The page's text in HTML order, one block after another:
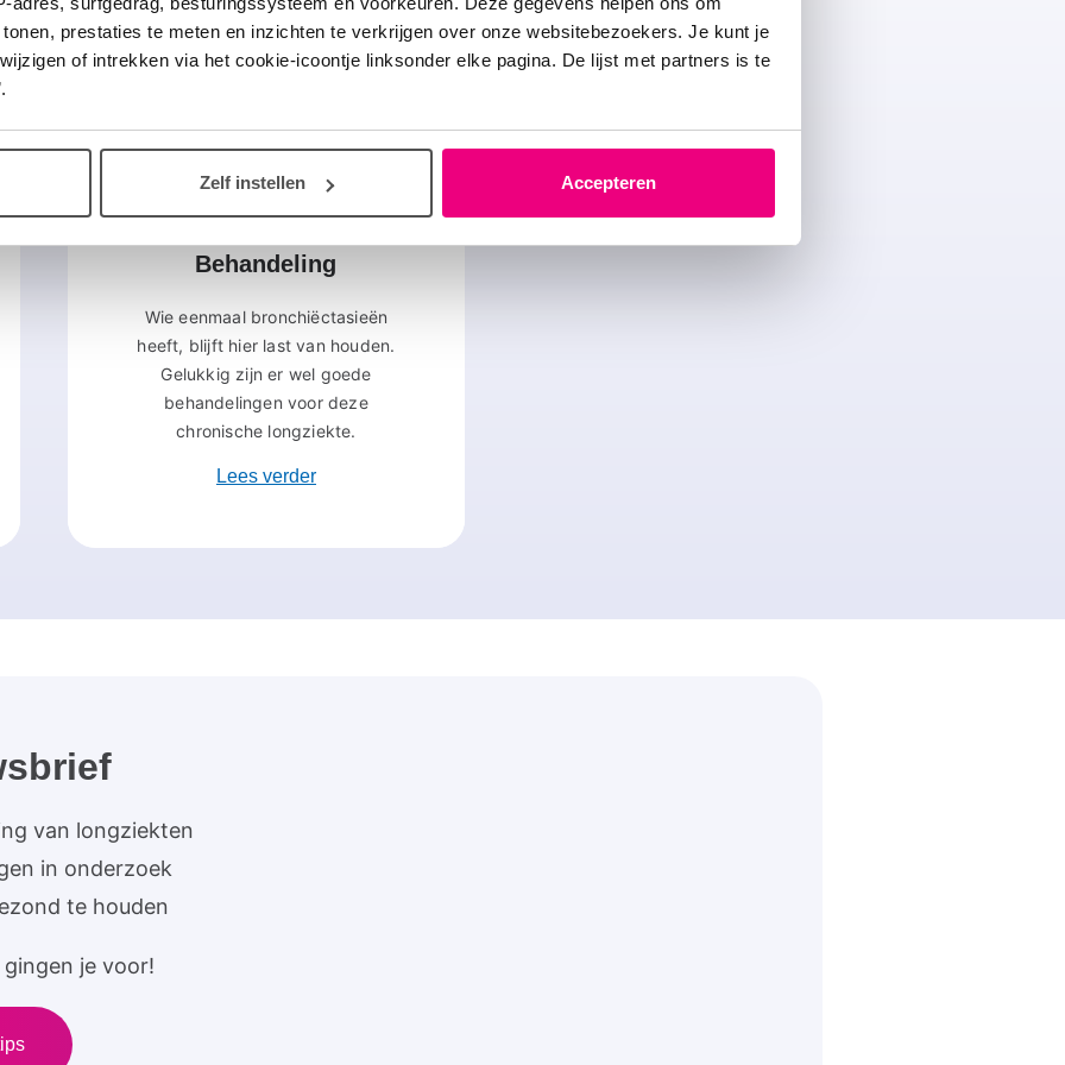
prestaties te meten en inzichten te verkrijgen over onze websitebezoekers. Je kunt je
of intrekken via het cookie-icoontje linksonder elke pagina. De lijst met partners is te
Zelf instellen Accepteren
over bronchiëctasieën
Behandeling
Wie eenmaal bronchiëctasieën
heeft, blijft hier last van houden.
Gelukkig zijn er wel goede
behandelingen voor deze
chronische longziekte.
Lees verder
van longziekten
in onderzoek
te houden
je voor!